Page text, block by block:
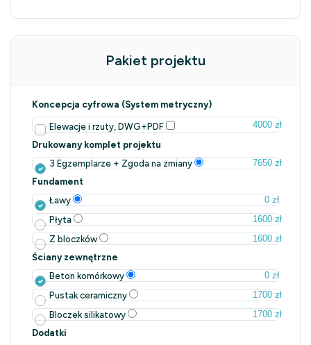
Pakiet projektu
Koncepcja cyfrowa (System metryczny)
Elewacje i rzuty, DWG+PDF
4000 zł
Drukowany komplet projektu
3 Egzemplarze + Zgoda na zmiany
7650 zł
Fundament
Ławy
0 zł
Płyta
1600 zł
Z bloczków
1600 zł
Ściany zewnętrzne
Beton komórkowy
0 zł
Pustak ceramiczny
1700 zł
Bloczek silikatowy
1700 zł
Dodatki